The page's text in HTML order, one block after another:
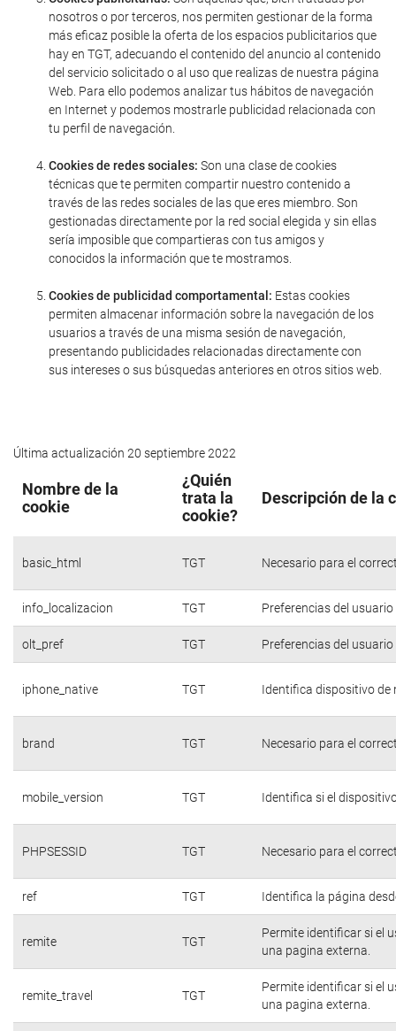
nosotros o por terceros, nos permiten gestionar de la forma
más eficaz posible la oferta de los espacios publicitarios que
hay en TGT, adecuando el contenido del anuncio al contenido
del servicio solicitado o al uso que realizas de nuestra página
Web. Para ello podemos analizar tus hábitos de navegación
en Internet y podemos mostrarle publicidad relacionada con
tu perfil de navegación.
Cookies de redes sociales: Son una clase de cookies
técnicas que te permiten compartir nuestro contenido a
través de las redes sociales de las que eres miembro. Son
gestionadas directamente por la red social elegida y sin ellas
sería imposible que compartieras con tus amigos y
conocidos la información que te mostramos.
Cookies de publicidad comportamental: Estas cookies
permiten almacenar información sobre la navegación de los
usuarios a través de una misma sesión de navegación,
presentando publicidades relacionadas directamente con
sus intereses o sus búsquedas anteriores en otros sitios web.
Última actualización 20 septiembre 2022
Nombre de la
cookie
¿Quién
trata la
cookie?
Descripción de la
basic_html TGT Necesario para el
info_localizacion TGT Preferencias del
olt_pref TGT Preferencias del
iphone_native TGT Identifica dispositivo de
brand TGT Necesario para el
mobile_version TGT Identifica si el
PHPSESSID TGT Necesario para el
ref TGT Identifica la página
remite TGT
Permite identificar si el
una pagina externa.
remite_travel TGT
Permite identificar si el
una pagina externa.